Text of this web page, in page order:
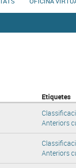
Etiquetes
Anteriors
Anteriors